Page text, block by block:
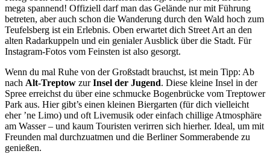
mega spannend! Offiziell darf man das Gelände nur mit Führung
betreten, aber auch schon die Wanderung durch den Wald hoch zum
Teufelsberg ist ein Erlebnis. Oben erwartet dich Street Art an den
alten Radarkuppeln und ein genialer Ausblick über die Stadt. Für
Instagram-Fotos vom Feinsten ist also gesorgt.
Wenn du mal Ruhe von der Großstadt brauchst, ist mein Tipp: Ab
nach Alt-Treptow zurInsel der Jugend. Diese kleine Insel in der
Spree erreichst du über eine schmucke Bogenbrücke vom Treptower
Park aus. Hier gibt’s einen kleinen Biergarten (für dich vielleicht
eher ’ne Limo) und oft Livemusik oder einfach chillige Atmosphäre
am Wasser – und kaum Touristen verirren sich hierher. Ideal, um mit
Freunden mal durchzuatmen und die Berliner Sommerabende zu
genießen.